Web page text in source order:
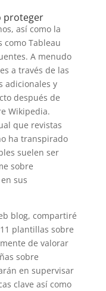
proteger
así­ como la
como Tableau
A menudo
a través de las
adicionales y
después de
Wikipedia.
que revistas
ha transpirado
suelen ser
sobre
sus
blog, compartiré
plantillas sobre
de valorar
sobre
en supervisar
clave así­ como